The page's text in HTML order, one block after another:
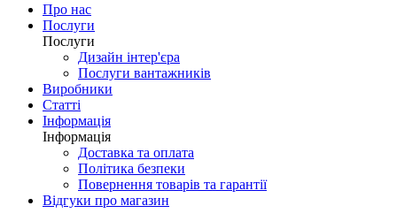
Про нас
Послуги
Послуги
Дизайн інтер'єра
Послуги вантажників
Виробники
Статті
Інформація
Інформація
Доставка та оплата
Політика безпеки
Повернення товарів та гарантії
Відгуки про магазин